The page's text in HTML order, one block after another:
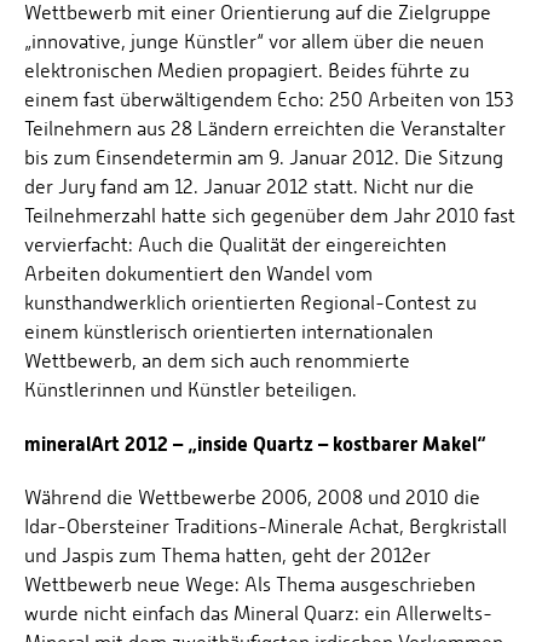
Wettbewerb mit einer Orientierung auf die Zielgruppe
„innovative, junge Künstler“ vor allem über die neuen
elektronischen Medien propagiert. Beides führte zu
einem fast überwältigendem Echo: 250 Arbeiten von 153
Teilnehmern aus 28 Ländern erreichten die Veranstalter
bis zum Einsendetermin am 9. Januar 2012. Die Sitzung
der Jury fand am 12. Januar 2012 statt. Nicht nur die
Teilnehmerzahl hatte sich gegenüber dem Jahr 2010 fast
vervierfacht: Auch die Qualität der eingereichten
Arbeiten dokumentiert den Wandel vom
kunsthandwerklich orientierten Regional-Contest zu
einem künstlerisch orientierten internationalen
Wettbewerb, an dem sich auch renommierte
Künstlerinnen und Künstler beteiligen.
mineralArt 2012 – „inside Quartz – kostbarer Makel“
Während die Wettbewerbe 2006, 2008 und 2010 die
Idar-Obersteiner Traditions-Minerale Achat, Bergkristall
und Jaspis zum Thema hatten, geht der 2012er
Wettbewerb neue Wege: Als Thema ausgeschrieben
wurde nicht einfach das Mineral Quarz: ein Allerwelts-